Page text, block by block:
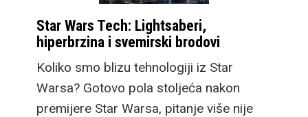
Star Wars Tech: Lightsaberi,
hiperbrzina i svemirski brodovi
Koliko smo blizu tehnologiji iz Star
Warsa? Gotovo pola stoljeća nakon
premijere Star Warsa, pitanje više nije